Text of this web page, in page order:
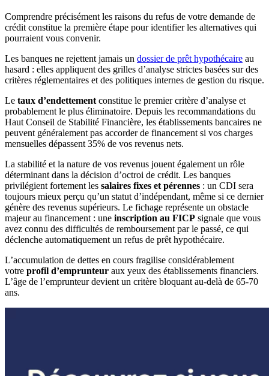
Comprendre précisément les raisons du refus de votre demande de
crédit constitue la première étape pour identifier les alternatives qui
pourraient vous convenir.
Les banques ne rejettent jamais un dossier de prêt hypothécaire au
hasard : elles appliquent des grilles d’analyse strictes basées sur des
critères réglementaires et des politiques internes de gestion du risque.
Le taux d’endettement constitue le premier critère d’analyse et
probablement le plus éliminatoire. Depuis les recommandations du
Haut Conseil de Stabilité Financière, les établissements bancaires ne
peuvent généralement pas accorder de financement si vos charges
mensuelles dépassent 35% de vos revenus nets.
La stabilité et la nature de vos revenus jouent également un rôle
déterminant dans la décision d’octroi de crédit. Les banques
privilégient fortement les salaires fixes et pérennes : un CDI sera
toujours mieux perçu qu’un statut d’indépendant, même si ce dernier
génère des revenus supérieurs. Le fichage représente un obstacle
majeur au financement : une inscription au FICP signale que vous
avez connu des difficultés de remboursement par le passé, ce qui
déclenche automatiquement un refus de prêt hypothécaire.
L’accumulation de dettes en cours fragilise considérablement
votre profil d’emprunteur aux yeux des établissements financiers.
L’âge de l’emprunteur devient un critère bloquant au-delà de 65-70
ans.